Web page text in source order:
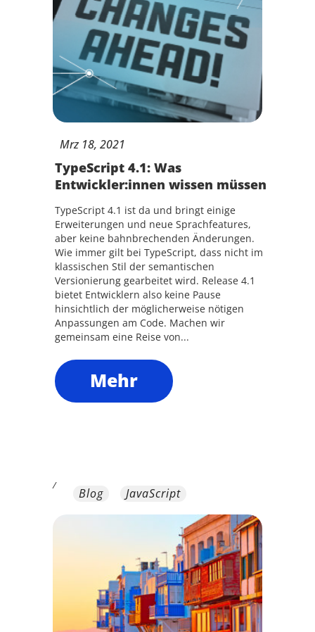
Mrz 18, 2021
TypeScript 4.1: Was
Entwickler:innen wissen müssen
TypeScript 4.1 ist da und bringt einige
Erweiterungen und neue Sprachfeatures,
aber keine bahnbrechenden Änderungen.
Wie immer gilt bei TypeScript, dass nicht im
klassischen Stil der semantischen
Versionierung gearbeitet wird. Release 4.1
bietet Entwicklern also keine Pause
hinsichtlich der möglicherweise nötigen
Anpassungen am Code. Machen wir
gemeinsam eine Reise von...
Mehr
/
Blog JavaScript